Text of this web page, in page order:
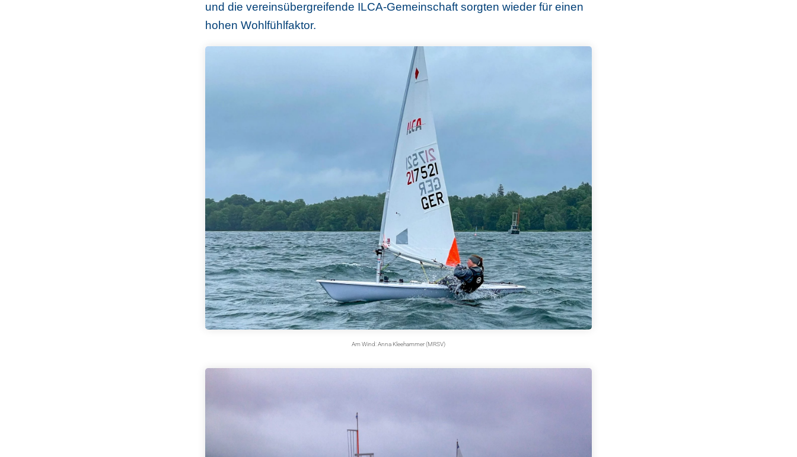
und die vereinsübergreifende ILCA-Gemeinschaft sorgten wieder für einen
hohen Wohlfühlfaktor.
Am Wind: Anna Kleehammer (MRSV)